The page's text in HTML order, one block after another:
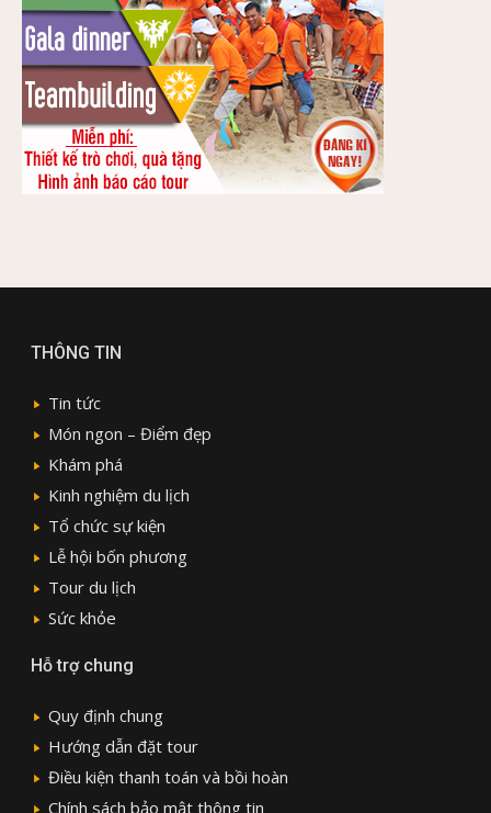
THÔNG TIN
Tin tức
Món ngon – Điểm đẹp
Khám phá
Kinh nghiệm du lịch
Tổ chức sự kiện
Lễ hội bốn phương
Tour du lịch
Sức khỏe
Hỗ trợ chung
Quy định chung
Hướng dẫn đặt tour
Điều kiện thanh toán và bồi hoàn
Chính sách bảo mật thông tin